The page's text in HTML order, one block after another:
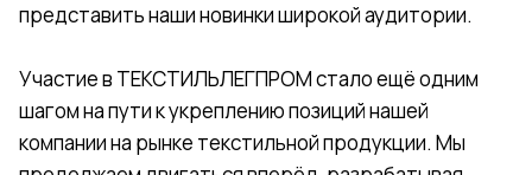
представить наши новинки широкой аудитории.
Участие в ТЕКСТИЛЬЛЕГПРОМ стало ещё одним
шагом на пути к укреплению позиций нашей
компании на рынке текстильной продукции. Мы